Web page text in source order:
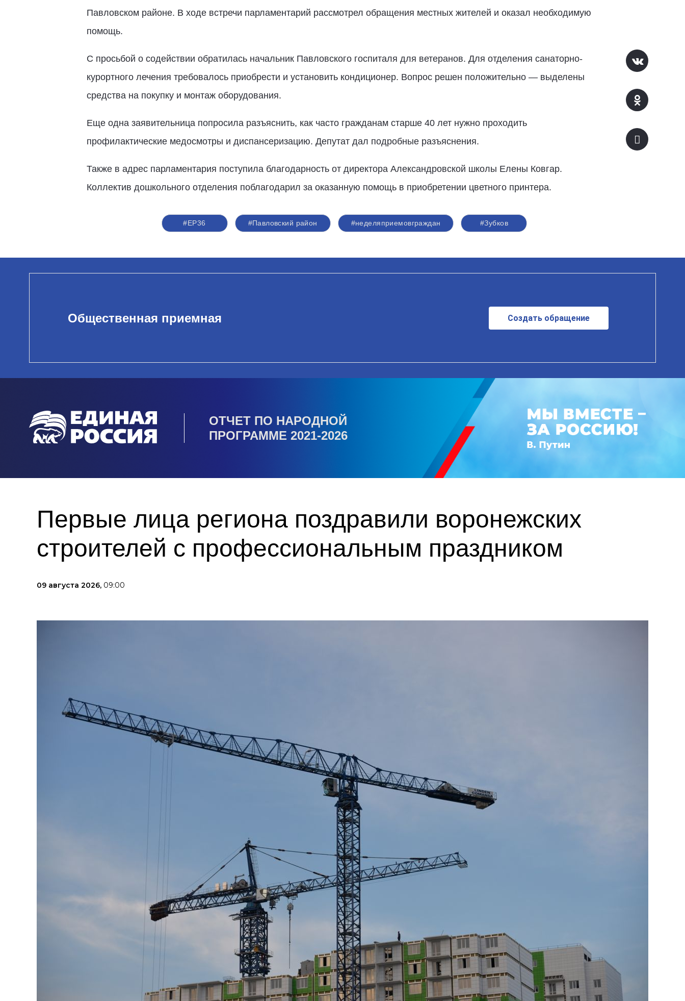
Павловском районе. В ходе встречи парламентарий рассмотрел обращения местных жителей и оказал необходимую
помощь.
С просьбой о содействии обратилась начальник Павловского госпиталя для ветеранов. Для отделения санаторно-
курортного лечения требовалось приобрести и установить кондиционер. Вопрос решен положительно — выделены
средства на покупку и монтаж оборудования.
Еще одна заявительница попросила разъяснить, как часто гражданам старше 40 лет нужно проходить
профилактические медосмотры и диспансеризацию. Депутат дал подробные разъяснения.
Также в адрес парламентария поступила благодарность от директора Александровской школы Елены Ковгар.
Коллектив дошкольного отделения поблагодарил за оказанную помощь в приобретении цветного принтера.
#ЕР36 #Павловский район #неделяприемовграждан #Зубков
Общественная приемная Создать обращение
ОТЧЕТ ПО НАРОДНОЙ
ПРОГРАММЕ 2021-2026
Первые лица региона поздравили воронежских
строителей с профессиональным праздником
09 августа 2026, 09:00